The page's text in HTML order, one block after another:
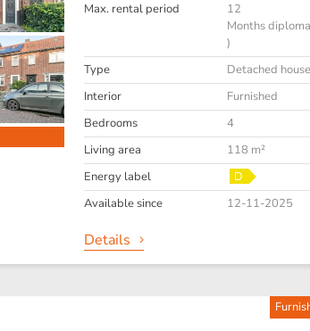
Max. rental period
12
Months
)
Type
Detached house
Interior
Furnished
Bedrooms
4
Living area
118 m²
Energy label
D
Available since
12-11-2025
Details